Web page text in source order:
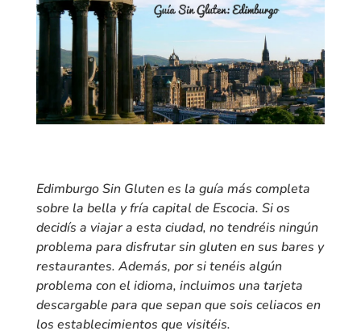
Edimburgo Sin Gluten es la guía más completa
sobre la bella y fría capital de Escocia. Si os
decidís a viajar a esta ciudad, no tendréis ningún
problema para disfrutar sin gluten en sus bares y
restaurantes. Además, por si tenéis algún
problema con el idioma, incluimos una tarjeta
descargable para que sepan que sois celiacos en
los establecimientos que visitéis.